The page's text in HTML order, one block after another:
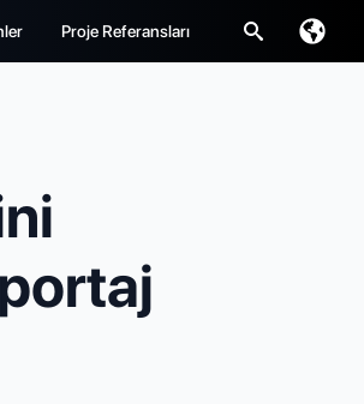
Proje Referansları